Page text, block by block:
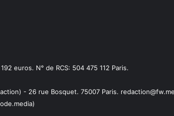
euros. N° de RCS: 504 475 112 Paris.
- 26 rue Bosquet. 75007 Paris.